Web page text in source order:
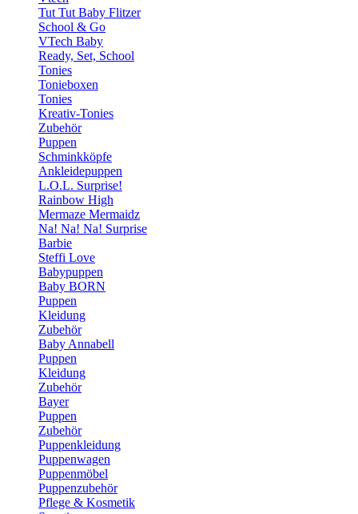
Tut Tut Baby Flitzer
School & Go
VTech Baby
Ready, Set, School
Tonies
Tonieboxen
Tonies
Kreativ-Tonies
Zubehör
Puppen
Schminkköpfe
Ankleidepuppen
L.O.L. Surprise!
Rainbow High
Mermaze Mermaidz
Na! Na! Na! Surprise
Barbie
Steffi Love
Babypuppen
Baby BORN
Puppen
Kleidung
Zubehör
Baby Annabell
Puppen
Kleidung
Zubehör
Bayer
Puppen
Zubehör
Puppenkleidung
Puppenwagen
Puppenmöbel
Puppenzubehör
Pflege & Kosmetik